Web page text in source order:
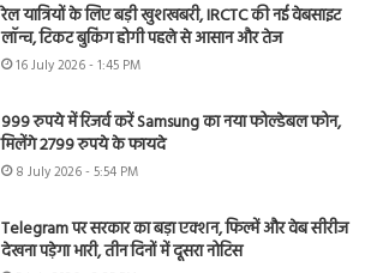
रेल यात्रियों के लिए बड़ी खुशखबरी, IRCTC की नई वेबसाइट
लॉन्च, टिकट बुकिंग होगी पहले से आसान और तेज
16 July 2026 - 1:45 PM
999 रुपये में रिजर्व करें Samsung का नया फोल्डेबल फोन,
मिलेंगे 2799 रुपये के फायदे
8 July 2026 - 5:54 PM
Telegram पर सरकार का बड़ा एक्शन, फिल्में और वेब सीरीज
देखना पड़ेगा भारी, तीन दिनों में दूसरा नोटिस